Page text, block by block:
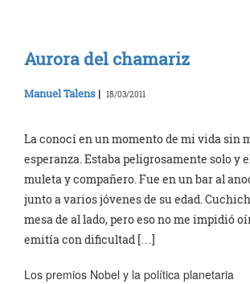
Aurora del chamariz
Manuel Talens | 18/03/2011
La conocí en un momento de mi vida sin
esperanza. Estaba peligrosamente solo y
muleta y compañero. Fue en un bar al
junto a varios jóvenes de su edad.
mesa de al lado, pero eso no me impidió
emitía con dificultad […]
Los premios Nobel y la política planetaria